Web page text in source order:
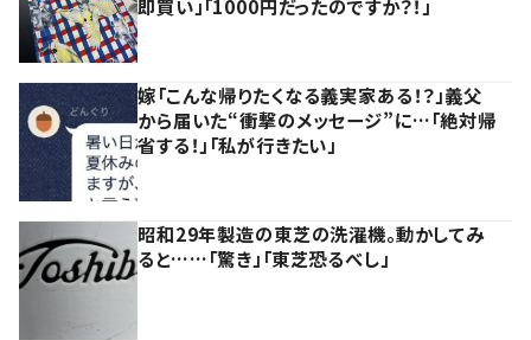
即買い」「1000円だったのですか？！」
嫁「こんな帰りたくなる義実家ある！？」義父
から届いた“衝撃のメッセージ”に…「絶対帰
省する！」「私が行きたい」
昭和29年製造の東芝の洗濯機。動かしてみ
ると……「驚き」「東芝恐るべし」